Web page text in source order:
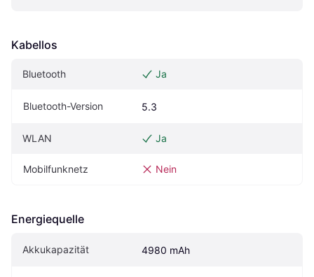
Kabellos
Bluetooth Ja
Bluetooth-Version 5.3
WLAN Ja
Mobilfunknetz Nein
Energiequelle
Akkukapazität 4980 mAh